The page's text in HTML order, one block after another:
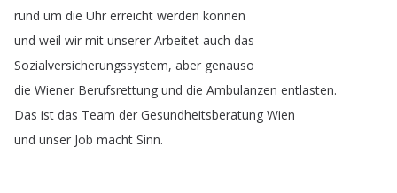
rund um die Uhr erreicht werden können
und weil wir mit unserer Arbeitet auch das
Sozialversicherungssystem, aber genauso
die Wiener Berufsrettung und die Ambulanzen entlasten.
Das ist das Team der Gesundheitsberatung Wien
und unser Job macht Sinn.